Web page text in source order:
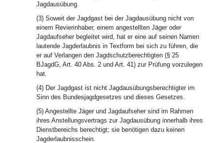
Jagdausübung.
(3) Soweit der Jagdgast bei der Jagdausübung nicht von
einem Revierinhaber, einem angestellten Jäger oder
Jagdaufseher begleitet wird, hat er eine auf seinen Namen
lautende Jagderlaubnis in Textform bei sich zu führen, die
er auf Verlangen den Jagdschutzberechtigten (§ 25
BJagdG, Art. 40 Abs. 2 und Art. 41) zur Prüfung vorzulegen
hat.
(4) Der Jagdgast ist nicht Jagdausübungsberechtigter im
Sinn des Bundesjagdgesetzes und dieses Gesetzes.
(5) Angestellte Jäger und Jagdaufseher sind im Rahmen
ihres Anstellungsvertrags zur Jagdausübung innerhalb ihres
Dienstbereichs berechtigt; sie benötigen dazu keinen
Jagderlaubnisschein.